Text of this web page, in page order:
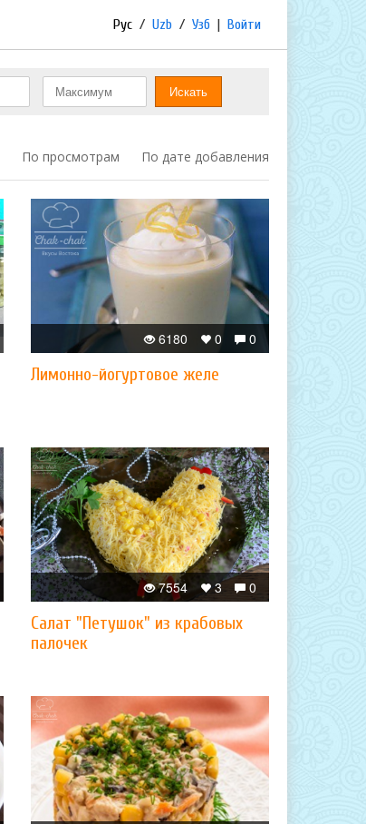
Рус / Uzb / Узб | Войти
По просмотрам По дате добавления
0
0
6180
Лимонно-йогуртовое желе
0
3
7554
Салат "Петушок" из крабовых
палочек